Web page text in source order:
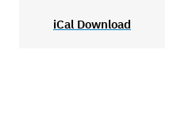
iCal Download